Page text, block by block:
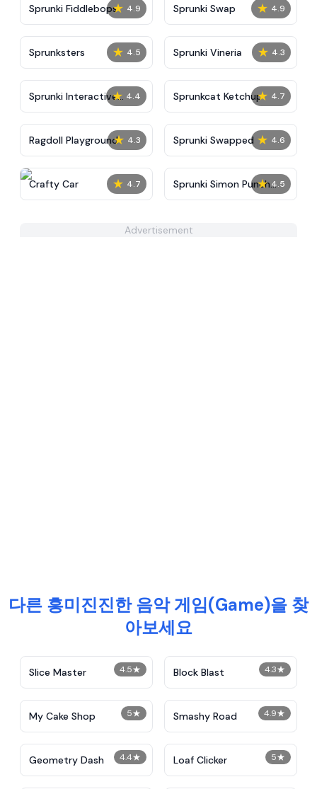
★ 4.9
Sprunki Fiddlebops ★ 4.9
Sprunki Swap
★ 4.5
Sprunksters ★ 4.3
Sprunki Vineria
★ 4.4
Sprunki Interactive
Tunner
★ 4.7
Sprunkcat Ketchup
★ 4.3
Ragdoll Playground ★ 4.6
Sprunki Swapped
★ 4.7
Crafty Car ★ 4.5
Sprunki Simon Punch
Tunner
Advertisement
다른 흥미진진한 음악 게임(Game)을 찾
아보세요
4.5★
Slice Master 4.3★
Block Blast
5★
My Cake Shop 4.9★
Smashy Road
4.4★
Geometry Dash 5★
Loaf Clicker